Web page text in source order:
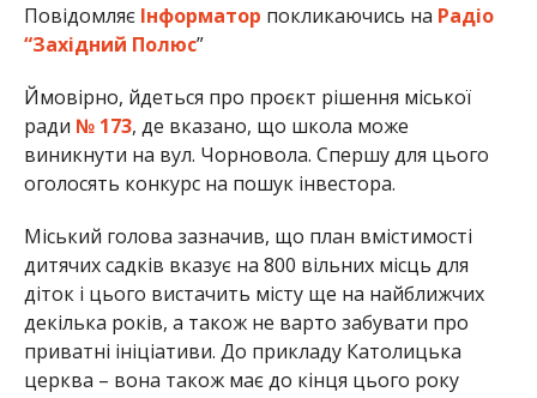
Повідомляє Інформатор покликаючись на Радіо
“Західний Полюс”
Ймовірно, йдеться про проєкт рішення міської
ради № 173, де вказано, що школа може
виникнути на вул. Чорновола. Спершу для цього
оголосять конкурс на пошук інвестора.
Міський голова зазначив, що план вмістимості
дитячих садків вказує на 800 вільних місць для
діток і цього вистачить місту ще на найближчих
декілька років, а також не варто забувати про
приватні ініціативи. До прикладу Католицька
церква – вона також має до кінця цього року